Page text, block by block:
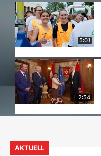
5:01
2:54
AKTUELL